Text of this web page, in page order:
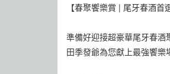
【春聚饗樂賞 | 尾牙春酒首
準備好迎接超豪華尾牙春酒
田季發爺為您獻上最強饗